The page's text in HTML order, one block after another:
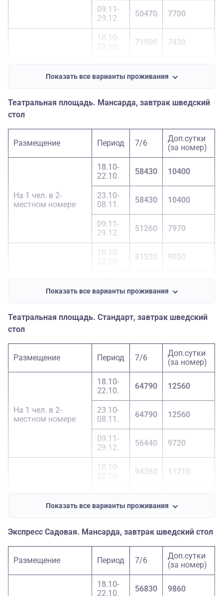
09.11-
29.12.
50470 7700
18.10-
22.10.
71900 7430
08.11.
29.12.
67890 6750
Доп. место
22.10.
50660 3780
08.11.
50660 3780
09.11-
29.12.
50170 3780
Показать все варианты проживания
Театральная площадь. Мансарда, завтрак шведский
стол
Размещение Период 7/6
Доп.сутки
(за номер)
На 1 чел. в 2-
местном номере
18.10-
22.10.
58430 10400
23.10-
08.11.
58430 10400
09.11-
29.12.
51260 7970
18.10-
22.10.
81520 9050
08.11.
29.12.
67060 6620
Доп. место
22.10.
47330 2700
08.11.
47330 2700
09.11-
29.12.
45560 2700
Показать все варианты проживания
Театральная площадь. Стандарт, завтрак шведский
стол
Размещение Период 7/6
Доп.сутки
(за номер)
На 1 чел. в 2-
местном номере
18.10-
22.10.
64790 12560
23.10-
08.11.
64790 12560
09.11-
29.12.
56440 9720
18.10-
22.10.
94360 11210
08.11.
29.12.
77500 8370
22.10.
48890 2700
23.10-
08.11.
48890 2700
Показать все варианты проживания
Экспресс Садовая. Мансарда, завтрак шведский стол
Размещение Период 7/6
Доп.сутки
(за номер)
18.10-
22.10.
56830 9860